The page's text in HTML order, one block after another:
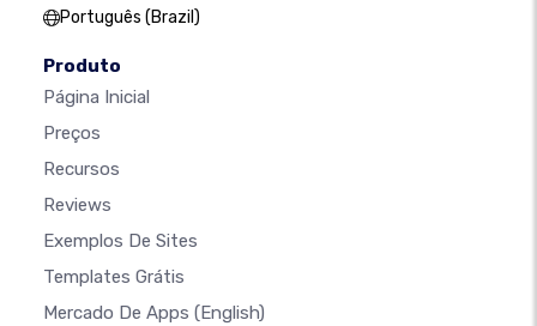
Português (Brazil)
Produto
Página Inicial
Preços
Recursos
Reviews
Exemplos De Sites
Templates Grátis
Mercado De Apps (English)